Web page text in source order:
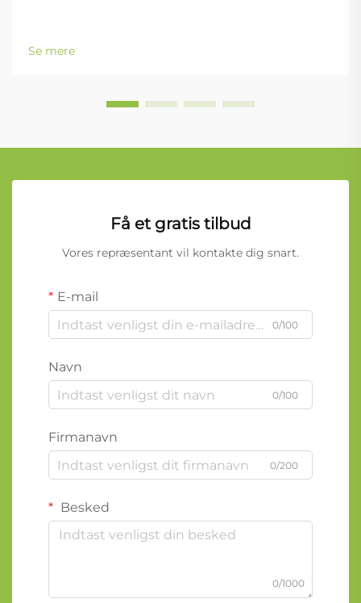
Se mere
Få et gratis tilbud
Vores repræsentant vil kontakte dig snart.
E-mail
0/100
Navn
0/100
Firmanavn
0/200
Besked
0/1000